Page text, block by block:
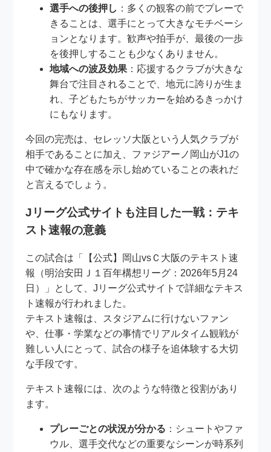
選手への後押し ：多くの観客の前でプレーで
きることは、選手にとって大きなモチベーシ
ョンとなります。歓声や拍手が、最後の一歩
を後押しすることも少なくありません。
地域への波及効果 ：応援するクラブが大きな
舞台で注目されることで、地元に誇りが生ま
れ、子どもたちがサッカーを始めるきっかけ
にもなります。
今回の完売は、セレッソ大阪という人気クラブが
相手であることに加え、ファジアーノ岡山がJ1の
中で確かな存在感を示し始めていることの表れだ
と言えるでしょう。
Jリーグ公式サイトも注目した一戦：テキ
スト速報の意義
この試合は「【公式】岡山vsＣ大阪のテキスト速
報（明治安田Ｊ１百年構想リーグ：2026年5月24
日）」として、Jリーグ公式サイトで詳細なテキス
ト速報が行われました。
テキスト速報は、スタジアムに行けないファン
や、仕事・学業などの事情でリアルタイム観戦が
難しい人にとって、試合の様子を追体験する大切
な手段です。
テキスト速報には、次のような特徴と役割があり
ます。
プレーごとの状況が分かる ：シュートやファ
ウル、選手交代などの重要なシーンが時系列